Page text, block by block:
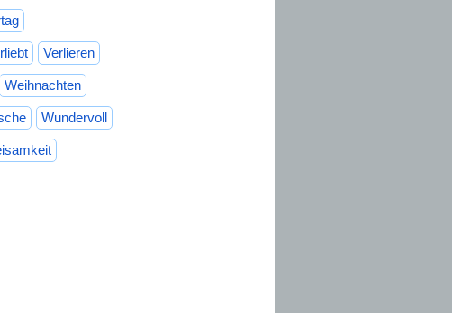
Verlieren
Weihnachten
Wundervoll